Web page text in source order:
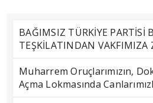
BAĞIMSIZ TÜRKİYE PARTİSİ
TEŞKİLATINDAN VAKFIMIZA
Muharrem Oruçlarımızın,
Açma Lokmasında